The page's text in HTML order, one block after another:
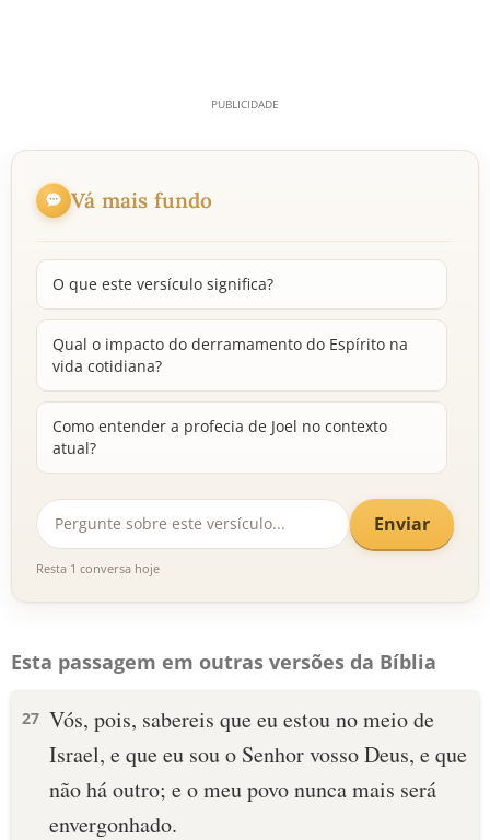
Vá mais fundo
O que este versículo significa?
Qual o impacto do derramamento do Espírito na
vida cotidiana?
Como entender a profecia de Joel no contexto
atual?
Enviar
Resta 1 conversa hoje
Esta passagem em outras versões da Bíblia
27 Vós, pois, sabereis que eu estou no meio de
Israel, e que eu sou o Senhor vosso Deus, e que
não há outro; e o meu povo nunca mais será
envergonhado.